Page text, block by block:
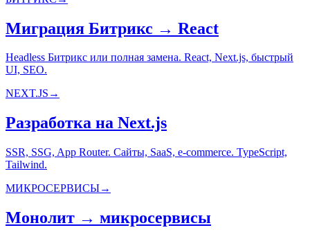
Миграция Битрикс → React
Headless Битрикс или полная замена. React, Next.js, быстрый
UI, SEO.
NEXT.JS →
Разработка на Next.js
SSR, SSG, App Router. Сайты, SaaS, e-commerce. TypeScript,
Tailwind.
МИКРОСЕРВИСЫ→
Монолит → микросервисы